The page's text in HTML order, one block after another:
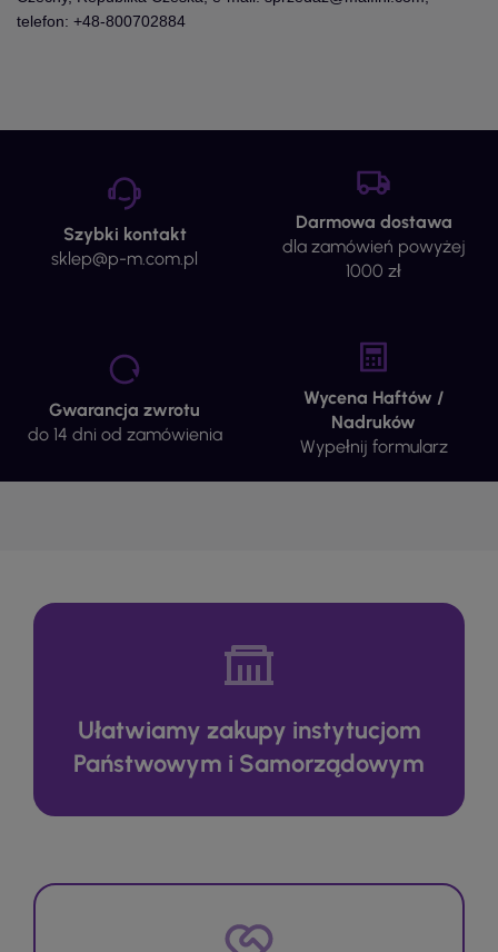
telefon: +48-800702884
Szybki kontakt
sklep@p-m.com.pl
Darmowa dostawa
dla zamówień powyżej
1000 zł
Gwarancja zwrotu
do 14 dni od zamówienia
Wycena Haftów /
Nadruków
Wypełnij formularz
Ułatwiamy zakupy instytucjom
Państwowym i Samorządowym